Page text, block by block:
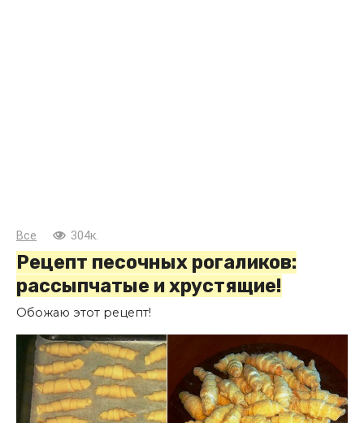
Все 304к.
Рецепт песочных рогаликов:
рассыпчатые и хрустящие!
Обожаю этот рецепт!